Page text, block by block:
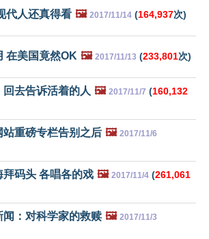
代人还真得看 🖼️ 2017/11/14 (164,937次)
在美国竟然OK 🖼️ 2017/11/13 (233,801次)
去告诉活着的人 🖼️ 2017/11/7 (160,132
重磅专栏告别之后 🖼️ 2017/11/6
码头 各唱各的戏 🖼️ 2017/11/4 (261,061
：对科学家的救赎 🖼️ 2017/11/3